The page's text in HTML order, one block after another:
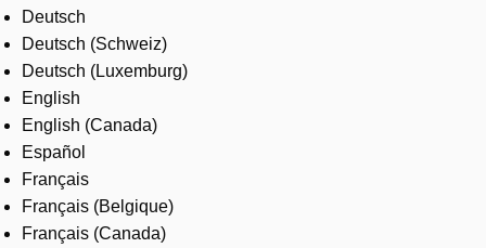
About us
Where to buy
Contact us
Careers
Deutsch
Deutsch (Schweiz)
Deutsch (Luxemburg)
English
English (Canada)
Español
Français
Français (Belgique)
Français (Canada)